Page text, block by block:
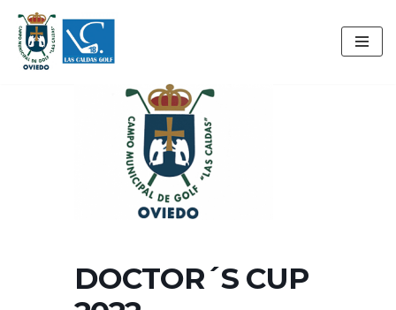
Saltar
al
DOCTOR´S CUP